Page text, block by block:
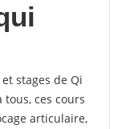
stages de Qi
ces cours
articulaire,